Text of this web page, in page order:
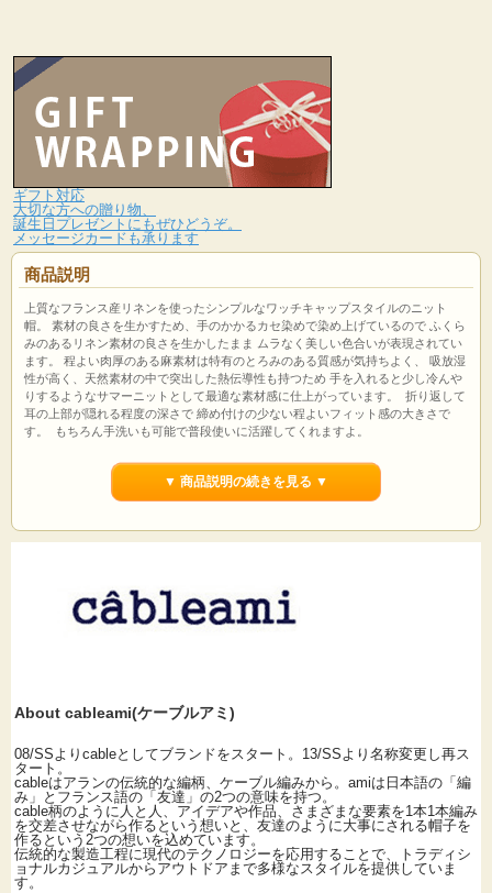
ギフト対応
大切な方への贈り物、
誕生日プレゼントにもぜひどうぞ。
メッセージカードも承ります
商品説明
上質なフランス産リネンを使ったシンプルなワッチキャップスタイルのニット
帽。 素材の良さを生かすため、手のかかるカセ染めで染め上げているので ふくら
みのあるリネン素材の良さを生かしたまま ムラなく美しい色合いが表現されてい
ます。 程よい肉厚のある麻素材は特有のとろみのある質感が気持ちよく、 吸放湿
性が高く、天然素材の中で突出した熱伝導性も持つため 手を入れると少し冷んや
りするようなサマーニットとして最適な素材感に仕上がっています。 折り返して
耳の上部が隠れる程度の深さで 締め付けの少ない程よいフィット感の大きさで
す。 もちろん手洗いも可能で普段使いに活躍してくれますよ。
サイズ：約56～58cm 素材：麻100% カラー:ブラック(黒)・グレー(ややウォーム
トーンの明るめなグレー)・ネイビー(やや浅めな濃紺)・ブルー(くすんだ明るめな
ブルー)・アーミーブラウン(ややオリーブがかったあせたブラウン)・イエロー(や
▼ 商品説明の続きを見る ▼
About cableami(ケーブルアミ)
08/SSよりcableとしてブランドをスタート。13/SSより名称変更し再ス
タート。
cableはアランの伝統的な編柄、ケーブル編みから。amiは日本語の「編
み」とフランス語の「友達」の2つの意味を持つ。
cable柄のように人と人、アイデアや作品、さまざまな要素を1本1本編み
を交差させながら作るという想いと、友達のように大事にされる帽子を
作るという2つの想いを込めています。
伝統的な製造工程に現代のテクノロジーを応用することで、トラディシ
ョナルカジュアルからアウトドアまで多様なスタイルを提供していま
す。